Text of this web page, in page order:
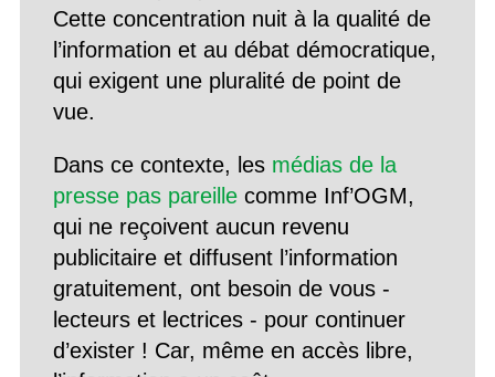
Cette concentration nuit à la qualité de
l’information et au débat démocratique,
qui exigent une pluralité de point de
vue.
Dans ce contexte, les médias de la
presse pas pareillecomme Inf’OGM,
qui ne reçoivent aucun revenu
publicitaire et diffusent l’information
gratuitement, ont besoin de vous -
lecteurs et lectrices - pour continuer
d’exister ! Car, même en accès libre,